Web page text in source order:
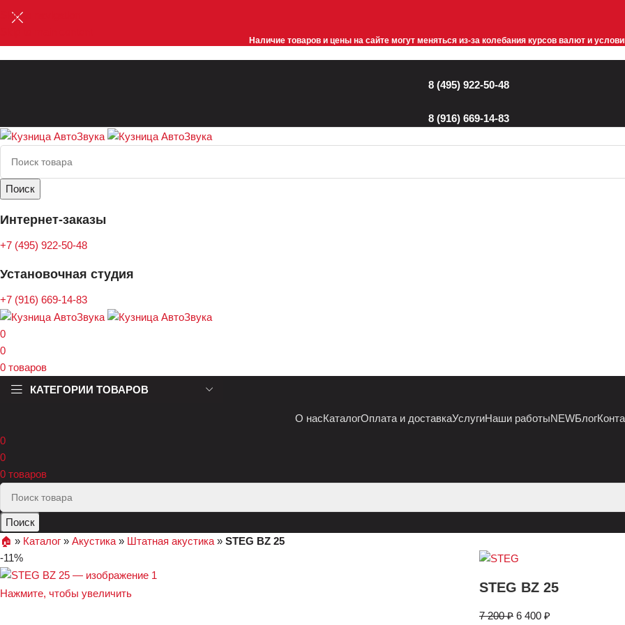
Skip to navigation
Наличие товаров и цены на сайте могут меняться из-за колебания курсов валют и
8 (495) 922-50-48
8 (916) 669-14-83
Поиск
Интернет-заказы
+7 (495) 922-50-48
Установочная студия
+7 (916) 669-14-83
0
0
0 товаров
КАТЕГОРИИ ТОВАРОВ
О насКаталогОплата и доставкаУслугиНаши работыNEWБлог
0
0
0 товаров
Поиск
🏠︎ » Каталог » Акустика » Штатная акустика » STEG BZ 25
-11%
Нажмите, чтобы увеличить STEG BZ 25
7 200₽ 6 400 ₽